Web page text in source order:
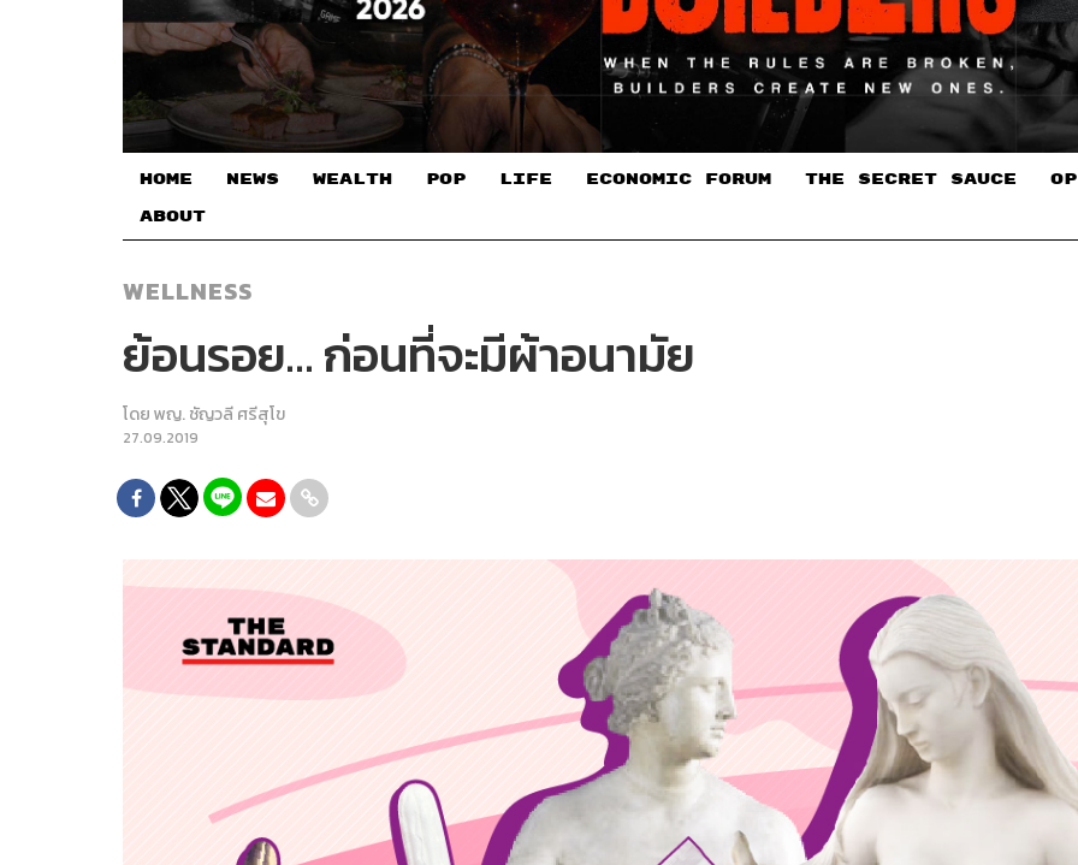
HOME NEWS WEALTH POP LIFE ECONOMIC FORUM THE SECRET SAUCE​
ABOUT
WELLNESS
ย้อนรอย… ก่อนที่จะมีผ้าอนามัย
โดยพญ. ชัญวลี ศรีสุโข
27.09.2019